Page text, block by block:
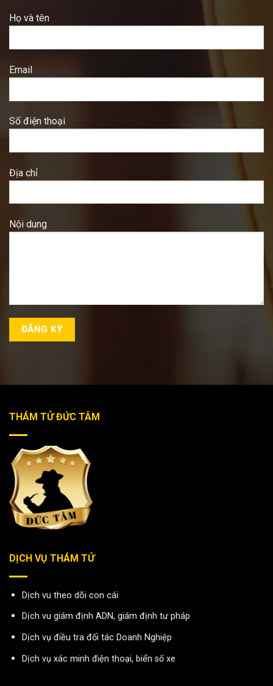
Họ và tên
Email
Số điện thoại
Địa chỉ
Nội dung
THÁM TỬ ĐỨC TÂM
DỊCH VỤ THÁM TỬ
Dịch vu theo dõi con cái
Dịch vu giám định ADN, giám định tư pháp
Dịch vụ điều tra đối tác Doanh Nghiệp
Dịch vụ xác minh điện thoại, biển số xe